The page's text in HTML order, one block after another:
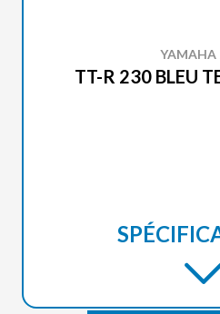
YAMAHA
TT-R 230 BLEU